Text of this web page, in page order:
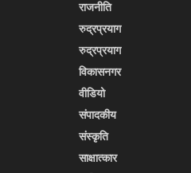
राजनीति
रुद्रप्रयाग
रुद्रप्रयाग
विकासनगर
वीडियो
संपादकीय
संस्कृति
साक्षात्कार